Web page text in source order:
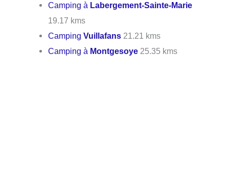
Camping à Labergement-Sainte-Marie
19.17 kms
CampingVuillafans 21.21 kms
Camping à Montgesoye 25.35 kms